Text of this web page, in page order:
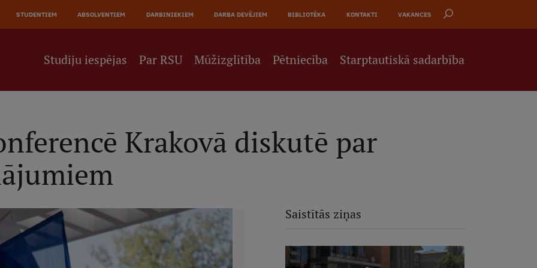
STUDENTIEM ABSOLVENTIEM DARBINIEKIEM DARBA DEVĒJIEM BIBLIOTĒKA KONTAKTI VAKANCES
Studiju iespējas Par RSU Mūžizglītība Pētniecība Starptautiskā sadarbība
Krakovā diskutē par
Saistītās ziņas